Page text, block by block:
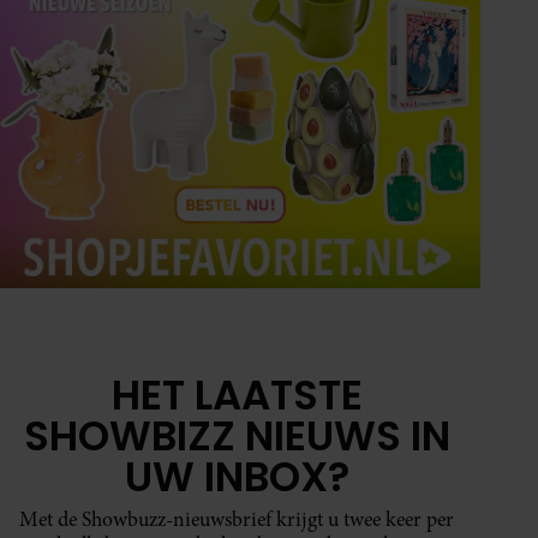
HET LAATSTE
SHOWBIZZ NIEUWS IN
UW INBOX?
Met de Showbuzz-nieuwsbrief krijgt u twee keer per